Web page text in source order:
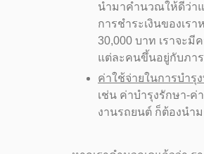
นำมาคำนวณให้ดีว่า
การชำระเงินของเรา
30,000 บาท เราจะมี
แต่ละคนขึ้นอยู่กับภา
ค่าใช้จ่ายในการบำรุ
เช่น ค่าบำรุงรักษา-
งานรถยนต์ ก็ต้องนำ